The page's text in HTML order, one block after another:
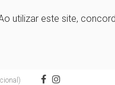
utilizar este site,